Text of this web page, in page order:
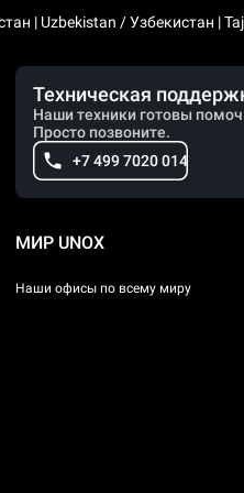
| Uzbekistan / Узбекистан |
Техническая
Наши техники готовы
Просто позвоните.
+7 499 7020 014
МИР UNOX
Наши офисы по всему миру